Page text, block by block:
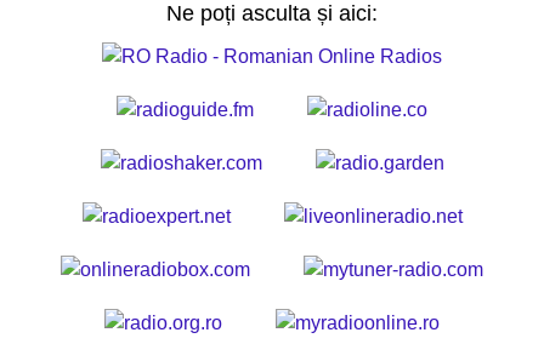
Ne poți asculta și aici: